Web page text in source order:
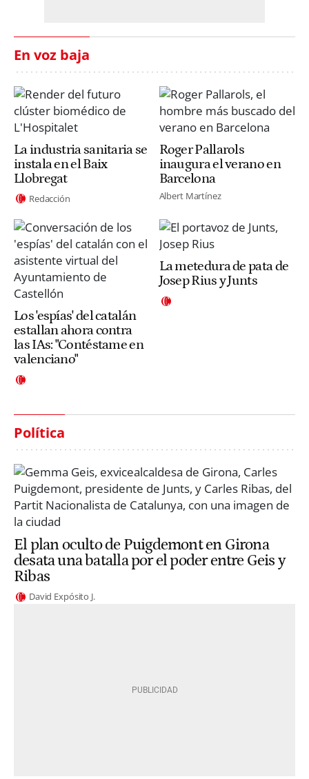
En voz baja
La industria sanitaria se
instala en el Baix
Llobregat
Redacción
Roger Pallarols
inaugura el verano en
Barcelona
Albert Martínez
Los 'espías' del catalán
estallan ahora contra
las IAs: "Contéstame en
valenciano"
La metedura de pata de
Josep Rius y Junts
Política
El plan oculto de Puigdemont en Girona
desata una batalla por el poder entre Geis y
Ribas
David Expósito J.